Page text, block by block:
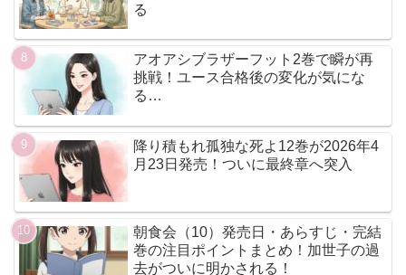
る
アオアシブラザーフット2巻で瞬が再
挑戦！ユース合格後の変化が気にな
る…
降り積もれ孤独な死よ12巻が2026年4
月23日発売！ついに最終章へ突入
朝食会（10）発売日・あらすじ・完結
巻の注目ポイントまとめ！加世子の過
去がついに明かされる！